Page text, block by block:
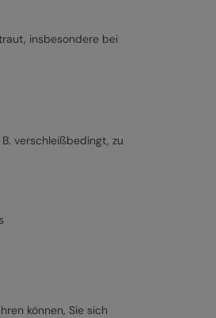
insbesondere bei
verschleißbedingt, zu
können, Sie sich